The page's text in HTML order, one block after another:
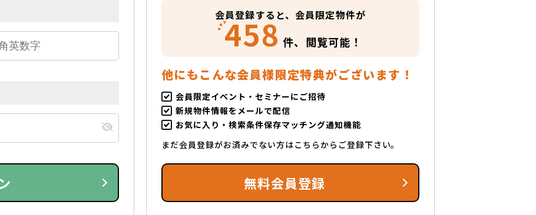
会員登録すると、会員限定物件が
458 件、 閲覧可能！
他にもこんな会員様限定特典がございます！
会員限定イベント・セミナーにご招待
新規物件情報をメールで配信
お気に入り・検索条件保存マッチング通知機能
まだ会員登録がお済みでない方はこちらからご登録下さい。
無料会員登録